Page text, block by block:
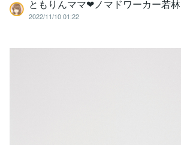
ともりんママ❤ノマドワーカー若
2022/11/10 01:22